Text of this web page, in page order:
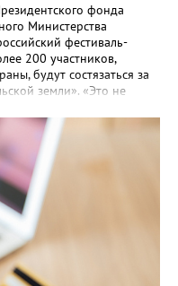
фонда
Министерства
фестиваль-
200 участников,
будут состязаться за
земли». «Это не
от ведущих
прошлых лет и
Вход на все
В 2025 году в
из городов
Оренбургской
округа и
звездой стал
эстрадный
конкурса страны